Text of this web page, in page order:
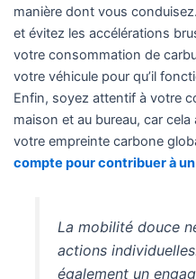
manière dont vous
et évitez les accélérations
votre consommation de
votre véhicule pour qu’il
Enfin, soyez attentif à votre
maison et au bureau, car
votre empreinte carbone
compte pour contribuer à
La mobilité douce
actions
également un